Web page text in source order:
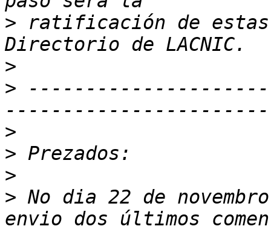
> ratificación de
>
>
>
>
>
> No dia 22 de